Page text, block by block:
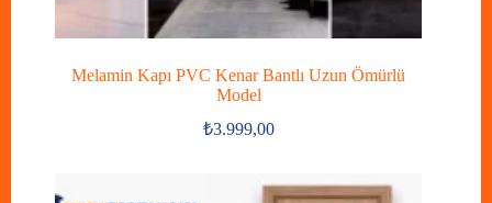
Melamin Kapı PVC Kenar Bantlı Uzun Ömürlü
Model
₺3.999,00